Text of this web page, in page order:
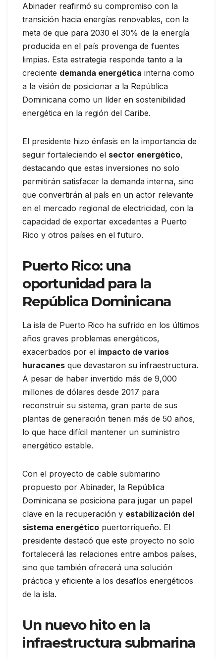
Abinader reafirmó su compromiso con la
transición hacia energías renovables, con la
meta de que para 2030 el 30% de la energía
producida en el país provenga de fuentes
limpias. Esta estrategia responde tanto a la
creciente demanda energética interna como
a la visión de posicionar a la República
Dominicana como un líder en sostenibilidad
energética en la región del Caribe.
El presidente hizo énfasis en la importancia de
seguir fortaleciendo el sector energético,
destacando que estas inversiones no solo
permitirán satisfacer la demanda interna, sino
que convertirán al país en un actor relevante
en el mercado regional de electricidad, con la
capacidad de exportar excedentes a Puerto
Rico y otros países en el futuro.
Puerto Rico: una
oportunidad para la
República Dominicana
La isla de Puerto Rico ha sufrido en los últimos
años graves problemas energéticos,
exacerbados por el impacto de varios
huracanes que devastaron su infraestructura.
A pesar de haber invertido más de 9,000
millones de dólares desde 2017 para
reconstruir su sistema, gran parte de sus
plantas de generación tienen más de 50 años,
lo que hace difícil mantener un suministro
energético estable.
Con el proyecto de cable submarino
propuesto por Abinader, la República
Dominicana se posiciona para jugar un papel
clave en la recuperación y estabilización del
sistema energético puertorriqueño. El
presidente destacó que este proyecto no solo
fortalecerá las relaciones entre ambos países,
sino que también ofrecerá una solución
práctica y eficiente a los desafíos energéticos
de la isla.
Un nuevo hito en la
infraestructura submarina